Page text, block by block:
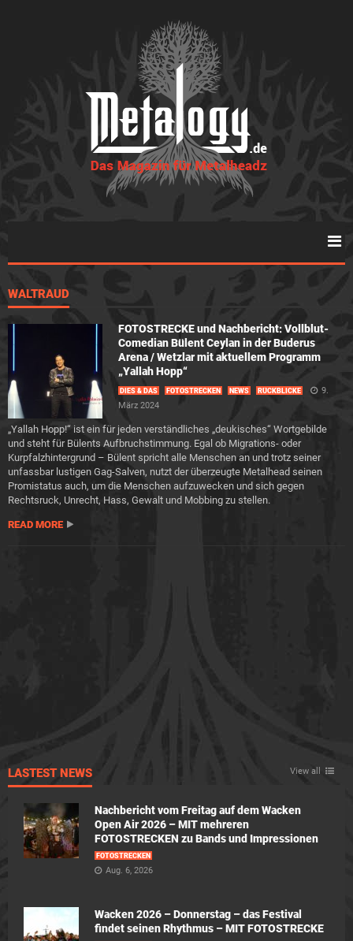
WALTRAUD
FOTOSTRECKE und Nachbericht: Vollblut-
Comedian Bülent Ceylan in der Buderus
Arena / Wetzlar mit aktuellem Programm
„Yallah Hopp“
DIES & DAS FOTOSTRECKEN NEWS RÜCKBLICKE
9.
März 2024
„Yallah Hopp!“ ist ein für jeden verständliches „deukisches“ Wortgebilde
und steht für Bülents Aufbruchstimmung. Egal ob Migrations- oder
Kurpfalzhintergrund – Bülent spricht alle Menschen an und trotz seiner
unfassbar lustigen Gag-Salven, nutzt der überzeugte Metalhead seinen
Promistatus auch, um die Menschen aufzuwecken und sich gegen
Rechtsruck, Unrecht, Hass, Gewalt und Mobbing zu stellen.
READ MORE
LASTEST NEWS View all
Nachbericht vom Freitag auf dem Wacken
Open Air 2026 – MIT mehreren
FOTOSTRECKEN zu Bands und Impressionen
FOTOSTRECKEN
Aug. 6, 2026
Wacken 2026 – Donnerstag – das Festival
findet seinen Rhythmus – MIT FOTOSTRECKE